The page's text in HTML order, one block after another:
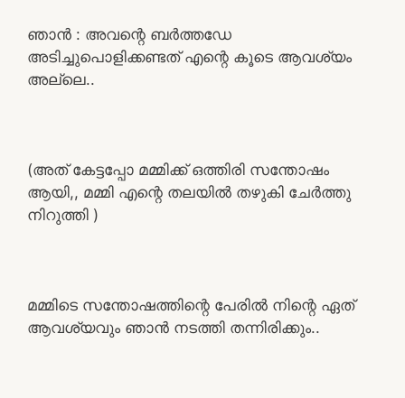
ഞാൻ : അവന്റെ ബർത്തഡേ
അടിച്ചുപൊളിക്കണ്ടത് എന്റെ കൂടെ ആവശ്യം
അല്ലെ..
(അത് കേട്ടപ്പോ മമ്മിക്ക് ഒത്തിരി സന്തോഷം
ആയി,, മമ്മി എന്റെ തലയിൽ തഴുകി ചേർത്തു
നിറുത്തി )
മമ്മിടെ സന്തോഷത്തിന്റെ പേരിൽ നിന്റെ ഏത്
ആവശ്യവും ഞാൻ നടത്തി തന്നിരിക്കും..